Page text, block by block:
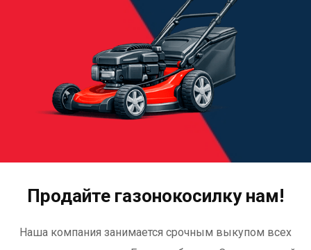
Продайте газонокосилку нам!
Наша компания занимается срочным выкупом всех